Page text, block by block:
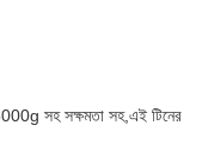
সহ সক্ষমতা সহ,এই টিনের